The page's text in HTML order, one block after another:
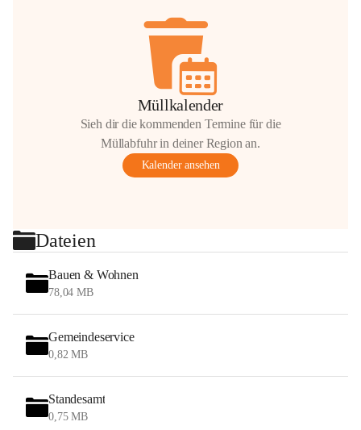
Müllkalender
Sieh dir die kommenden Termine für die
Müllabfuhr in deiner Region an.
Kalender ansehen
Dateien
Bauen & Wohnen
78,04 MB
Gemeindeservice
0,82 MB
Standesamt
0,75 MB